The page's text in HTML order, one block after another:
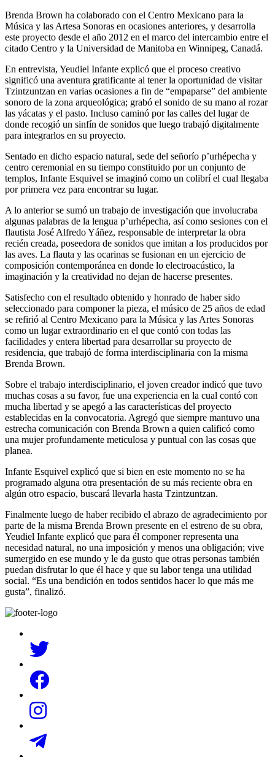
Brenda Brown ha colaborado con el Centro Mexicano para la
Música y las Artesa Sonoras en ocasiones anteriores, y desarrolla
este proyecto desde el año 2012 en el marco del intercambio entre el
citado Centro y la Universidad de Manitoba en Winnipeg, Canadá.
En entrevista, Yeudiel Infante explicó que el proceso creativo
significó una aventura gratificante al tener la oportunidad de visitar
Tzintzuntzan en varias ocasiones a fin de “empaparse” del ambiente
sonoro de la zona arqueológica; grabó el sonido de su mano al rozar
las yácatas y el pasto. Incluso caminó por las calles del lugar de
donde recogió un sinfín de sonidos que luego trabajó digitalmente
para integrarlos en su proyecto.
Sentado en dicho espacio natural, sede del señorío p’urhépecha y
centro ceremonial en su tiempo constituido por un conjunto de
templos, Infante Esquivel se imaginó como un colibrí el cual llegaba
por primera vez para encontrar su lugar.
A lo anterior se sumó un trabajo de investigación que involucraba
algunas palabras de la lengua p’urhépecha, así como sesiones con el
flautista José Alfredo Yáñez, responsable de interpretar la obra
recién creada, poseedora de sonidos que imitan a los producidos por
las aves. La flauta y las ocarinas se fusionan en un ejercicio de
composición contemporánea en donde lo electroacústico, la
imaginación y la creatividad no dejan de hacerse presentes.
Satisfecho con el resultado obtenido y honrado de haber sido
seleccionado para componer la pieza, el músico de 25 años de edad
se refirió al Centro Mexicano para la Música y las Artes Sonoras
como un lugar extraordinario en el que contó con todas las
facilidades y entera libertad para desarrollar su proyecto de
residencia, que trabajó de forma interdisciplinaria con la misma
Brenda Brown.
Sobre el trabajo interdisciplinario, el joven creador indicó que tuvo
muchas cosas a su favor, fue una experiencia en la cual contó con
mucha libertad y se apegó a las características del proyecto
establecidas en la convocatoria. Agregó que siempre mantuvo una
estrecha comunicación con Brenda Brown a quien calificó como
una mujer profundamente meticulosa y puntual con las cosas que
planea.
Infante Esquivel explicó que si bien en este momento no se ha
programado alguna otra presentación de su más reciente obra en
algún otro espacio, buscará llevarla hasta Tzintzuntzan.
Finalmente luego de haber recibido el abrazo de agradecimiento por
parte de la misma Brenda Brown presente en el estreno de su obra,
Yeudiel Infante explicó que para él componer representa una
necesidad natural, no una imposición y menos una obligación; vive
sumergido en ese mundo y le da gusto que otras personas también
puedan disfrutar lo que él hace y que su labor tenga una utilidad
social. “Es una bendición en todos sentidos hacer lo que más me
gusta”, finalizó.